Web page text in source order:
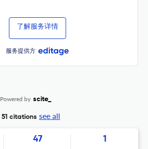
了解服务详情
服务提供方
Powered by scite_
51 citations see all
47 1